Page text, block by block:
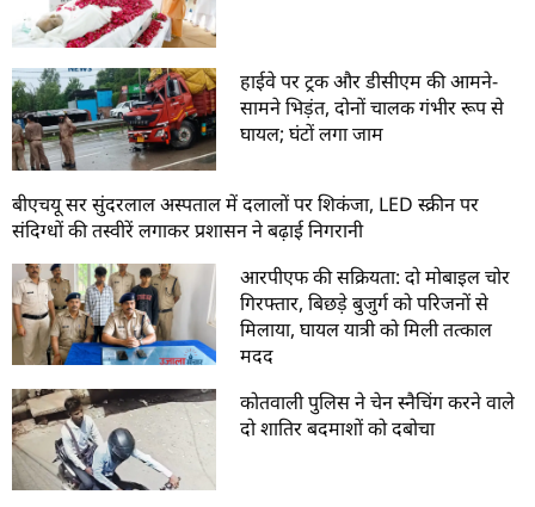
हाईवे पर ट्रक और डीसीएम की आमने-
सामने भिड़ंत, दोनों चालक गंभीर रूप से
घायल; घंटों लगा जाम
बीएचयू सर सुंदरलाल अस्पताल में दलालों पर शिकंजा, LED स्क्रीन पर
संदिग्धों की तस्वीरें लगाकर प्रशासन ने बढ़ाई निगरानी
आरपीएफ की सक्रियता: दो मोबाइल चोर
गिरफ्तार, बिछड़े बुजुर्ग को परिजनों से
मिलाया, घायल यात्री को मिली तत्काल
मदद
कोतवाली पुलिस ने चेन स्नैचिंग करने वाले
दो शातिर बदमाशों को दबोचा